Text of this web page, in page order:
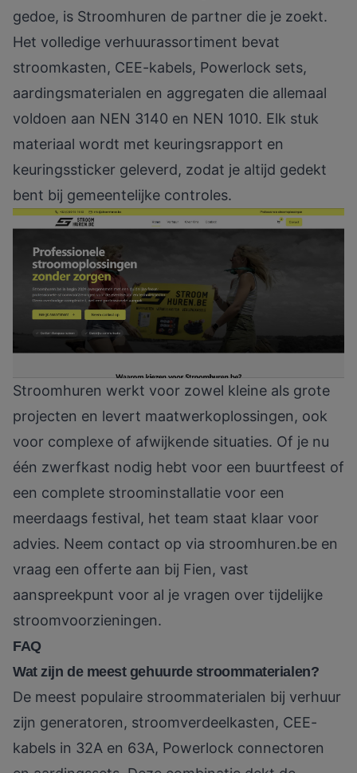
gedoe, is Stroomhuren de partner die je zoekt.
Het volledige verhuurassortiment bevat
stroomkasten, CEE-kabels, Powerlock sets,
aardingsmaterialen en aggregaten die allemaal
voldoen aan NEN 3140 en NEN 1010. Elk stuk
materiaal wordt met keuringsrapport en
keuringssticker geleverd, zodat je altijd gedekt
bent bij gemeentelijke controles.
Stroomhuren werkt voor zowel kleine als grote
projecten en levert maatwerkoplossingen, ook
voor complexe of afwijkende situaties. Of je nu
één zwerfkast nodig hebt voor een buurtfeest of
een complete stroominstallatie voor een
meerdaags festival, het team staat klaar voor
advies. Neem contact op via stroomhuren.be en
vraag een offerte aan bij Fien, vast
aanspreekpunt voor al je vragen over tijdelijke
stroomvoorzieningen.
FAQ
Wat zijn de meest gehuurde stroommaterialen?
De meest populaire stroommaterialen bij verhuur
zijn generatoren, stroomverdeelkasten, CEE-
kabels in 32A en 63A, Powerlock connectoren